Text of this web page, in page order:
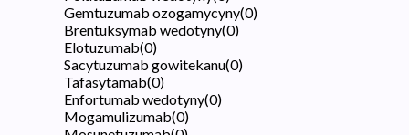
Gemtuzumab ozogamycyny(0)
Brentuksymab wedotyny(0)
Elotuzumab(0)
Sacytuzumab gowitekanu(0)
Tafasytamab(0)
Enfortumab wedotyny(0)
Mogamulizumab(0)